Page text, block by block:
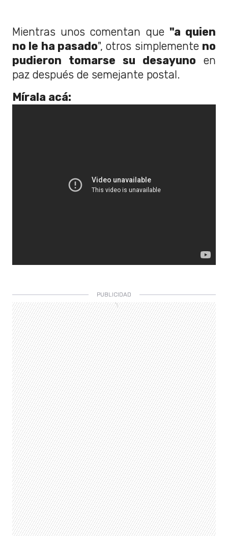
Mientras unos comentan que "a quien
no le ha pasado", otros simplemente no
pudieron tomarse su desayuno en
paz después de semejante postal.
Mírala acá: